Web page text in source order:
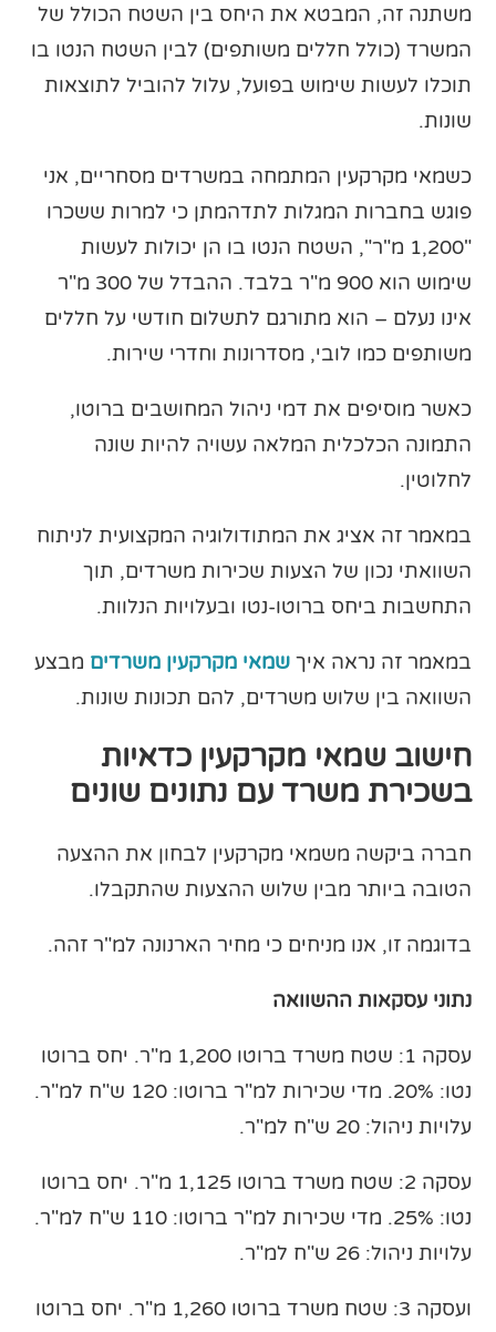
משתנה זה, המבטא את היחס בין השטח הכולל של
המשרד (כולל חללים משותפים) לבין השטח הנטו בו
תוכלו לעשות שימוש בפועל, עלול להוביל לתוצאות
שונות.
כשמאי מקרקעין המתמחה במשרדים מסחריים, אני
פוגש בחברות המגלות לתדהמתן כי למרות ששכרו
"1,200 מ"ר", השטח הנטו בו הן יכולות לעשות
שימוש הוא 900 מ"ר בלבד. ההבדל של 300 מ"ר
אינו נעלם – הוא מתורגם לתשלום חודשי על חללים
משותפים כמו לובי, מסדרונות וחדרי שירות.
כאשר מוסיפים את דמי ניהול המחושבים ברוטו,
התמונה הכלכלית המלאה עשויה להיות שונה
לחלוטין.
במאמר זה אציג את המתודולוגיה המקצועית לניתוח
השוואתי נכון של הצעות שכירות משרדים, תוך
התחשבות ביחס ברוטו-נטו ובעלויות הנלוות.
במאמר זה נראה איךשמאי מקרקעין משרדים מבצע
השוואה בין שלוש משרדים, להם תכונות שונות.
חישוב שמאי מקרקעין כדאיות
בשכירת משרד עם נתונים שונים
חברה ביקשה משמאי מקרקעין לבחון את ההצעה
הטובה ביותר מבין שלוש ההצעות שהתקבלו.
בדוגמה זו, אנו מניחים כי מחיר הארנונה למ"ר זהה.
נתוני עסקאות ההשוואה
עסקה 1: שטח משרד ברוטו 1,200 מ"ר. יחס ברוטו
נטו: 20%. מדי שכירות למ"ר ברוטו: 120 ש"ח למ"ר.
עלויות ניהול: 20 ש"ח למ"ר.
עסקה 2: שטח משרד ברוטו 1,125 מ"ר. יחס ברוטו
נטו: 25%. מדי שכירות למ"ר ברוטו: 110 ש"ח למ"ר.
עלויות ניהול: 26 ש"ח למ"ר.
ועסקה 3: שטח משרד ברוטו 1,260 מ"ר. יחס ברוטו